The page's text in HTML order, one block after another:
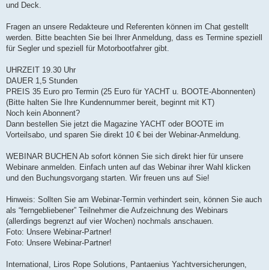
und Deck.
Fragen an unsere Redakteure und Referenten können im Chat gestellt
werden. Bitte beachten Sie bei Ihrer Anmeldung, dass es Termine speziell
für Segler und speziell für Motorbootfahrer gibt.
UHRZEIT 19.30 Uhr
DAUER 1,5 Stunden
PREIS 35 Euro pro Termin (25 Euro für YACHT u. BOOTE-Abonnenten)
(Bitte halten Sie Ihre Kundennummer bereit, beginnt mit KT)
Noch kein Abonnent?
Dann bestellen Sie jetzt die Magazine YACHT oder BOOTE im
Vorteilsabo, und sparen Sie direkt 10 € bei der Webinar-Anmeldung.
WEBINAR BUCHEN Ab sofort können Sie sich direkt hier für unsere
Webinare anmelden. Einfach unten auf das Webinar ihrer Wahl klicken
und den Buchungsvorgang starten. Wir freuen uns auf Sie!
Hinweis: Sollten Sie am Webinar-Termin verhindert sein, können Sie auch
als “ferngebliebener” Teilnehmer die Aufzeichnung des Webinars
(allerdings begrenzt auf vier Wochen) nochmals anschauen.
Foto: Unsere Webinar-Partner!
Foto: Unsere Webinar-Partner!
International, Liros Rope Solutions, Pantaenius Yachtversicherungen,